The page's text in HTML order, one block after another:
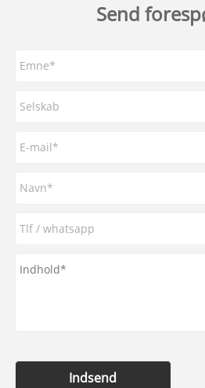
Send
Indsend